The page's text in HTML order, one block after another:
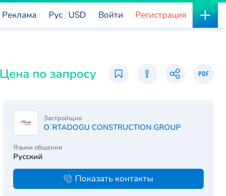
Реклама Рус USD Войти Регистрация
Цена по запросу
Застройщик
O`RTADOGU CONSTRUCTION GROUP
Языки общения
Русский
Показать контакты